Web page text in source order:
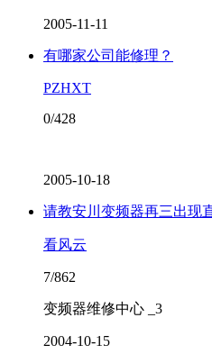
2005-11-11
有哪家公司能修理？
PZHXT
0/428
2005-10-18
请教安川变频器再三出现
看风云
7/862
变频器维修中心 _3
2004-10-15